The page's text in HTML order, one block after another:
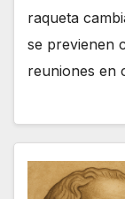
raqueta
se previenen
reuniones en